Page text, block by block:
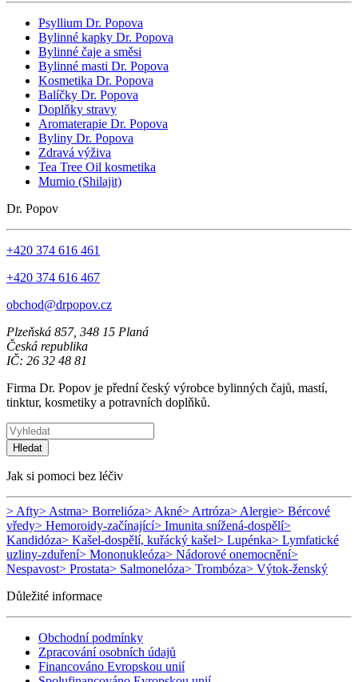
Psyllium Dr. Popova
Bylinné kapky Dr. Popova
Bylinné čaje a směsi
Bylinné masti Dr. Popova
Kosmetika Dr. Popova
Balíčky Dr. Popova
Doplňky stravy
Aromaterapie Dr. Popova
Byliny Dr. Popova
Zdravá výživa
Tea Tree Oil kosmetika
Mumio (Shilajit)
Dr. Popov
+420 374 616 461
+420 374 616 467
obchod@drpopov.cz
Plzeňská 857, 348 15 Planá
Česká republika
IČ: 26 32 48 81
Firma Dr. Popov je přední český výrobce bylinných čajů, mastí,
tinktur, kosmetiky a potravních doplňků.
Hledat
Jak si pomoci bez léčiv
> Afty> Astma> Borrelióza> Akné> Artróza> Alergie> Bércové
vředy> Hemoroidy-začínající> Imunita snížená-dospělí>
Kandidóza> Kašel-dospělí, kuřácký kašel> Lupénka> Lymfatické
uzliny-zduření> Mononukleóza> Nádorové onemocnění>
Nespavost> Prostata> Salmonelóza> Trombóza> Výtok-ženský
Důležité informace
Obchodní podmínky
Zpracování osobních údajů
Financováno Evropskou unií